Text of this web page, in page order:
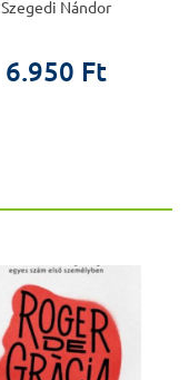
Szegedi Nándor
6.950 Ft